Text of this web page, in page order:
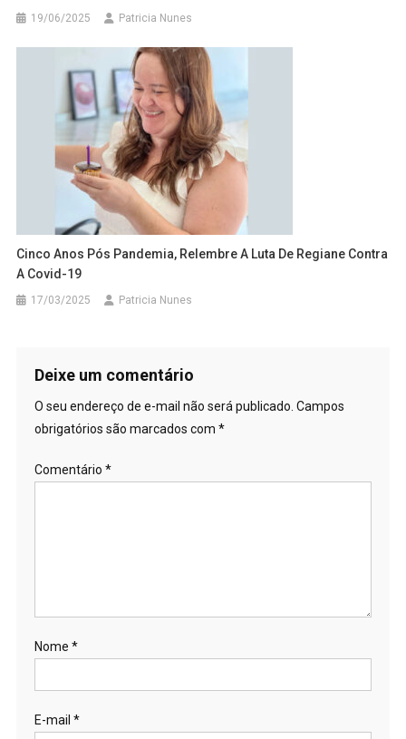
19/06/2025 Patricia Nunes
Cinco Anos Pós Pandemia, Relembre A Luta De Regiane Contra
A Covid-19
17/03/2025 Patricia Nunes
Deixe um comentário
O seu endereço de e-mail não será publicado. Campos
obrigatórios são marcados com *
Comentário *
Nome *
E-mail *